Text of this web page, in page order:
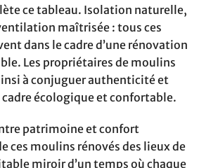
ce tableau. Isolation naturelle,
maîtrisée : tous ces
dans le cadre d’une rénovation
Les propriétaires de moulins
à conjuguer authenticité et
écologique et confortable.
patrimoine et confort
ces moulins rénovés des lieux de
miroir d’un temps où chaque